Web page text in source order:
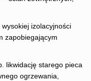
izolacyjności
zapobiegającym
likwidację starego pieca
ogrzewania,